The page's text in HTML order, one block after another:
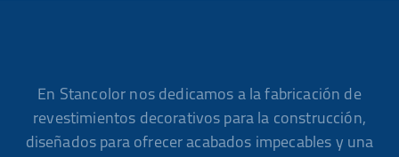
En Stancolor nos dedicamos a la fabricación de
revestimientos decorativos para la construcción,
diseñados para ofrecer acabados impecables y una